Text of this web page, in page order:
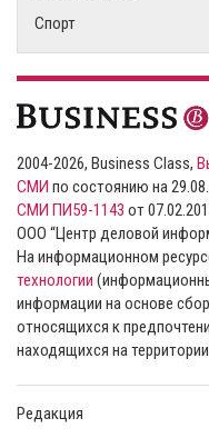
Спорт
2004-2026, Business Class,
СМИ по состоянию на
СМИ ПИ59-1143 от
ООО “Центр деловой
На информационном
технологии
информации на основе
относящихся к
находящихся на
Редакция